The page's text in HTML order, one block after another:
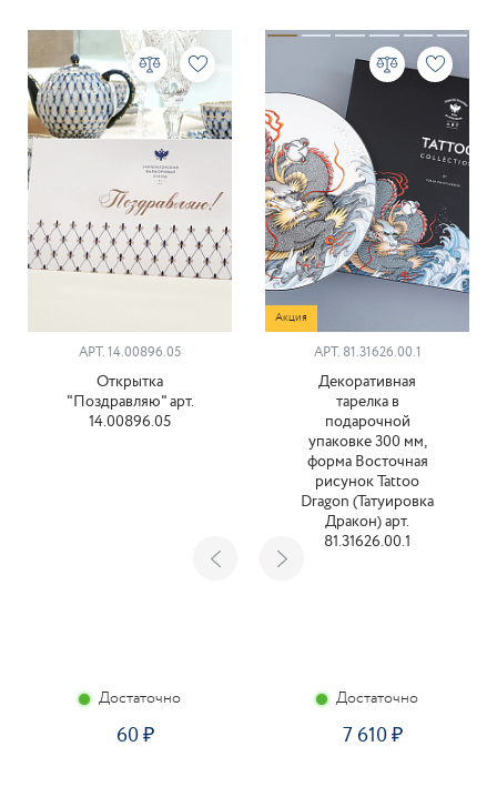
АРТ. 14.00896.05
Открытка
"Поздравляю" арт.
14.00896.05
Достаточно
60
Акция
АРТ. 81.31626.00.1
Декоративная
тарелка в
подарочной
упаковке 300 мм,
форма Восточная
рисунок Tattoo
Dragon (Татуировка
Дракон) арт.
81.31626.00.1
Достаточно
7 610